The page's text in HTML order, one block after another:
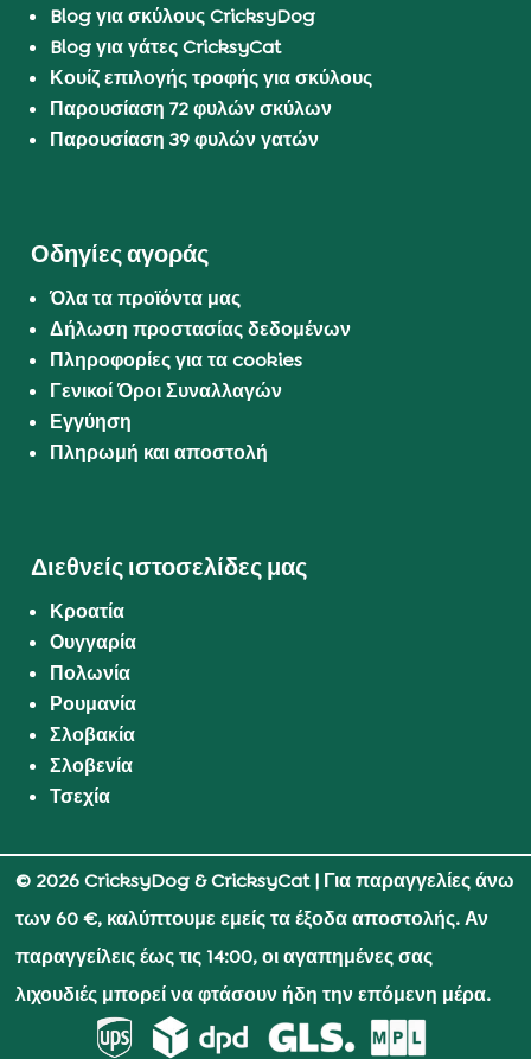
Blog για σκύλους CricksyDog
Blog για γάτες CricksyCat
Κουίζ επιλογής τροφής για σκύλους
Παρουσίαση 72 φυλών σκύλων
Παρουσίαση 39 φυλών γατών
Οδηγίες αγοράς
Όλα τα προϊόντα μας
Δήλωση προστασίας δεδομένων
Πληροφορίες για τα cookies
Γενικοί Όροι Συναλλαγών
Εγγύηση
Πληρωμή και αποστολή
Διεθνείς ιστοσελίδες μας
Κροατία
Ουγγαρία
Πολωνία
Ρουμανία
Σλοβακία
Σλοβενία
Τσεχία
© 2026 CricksyDog & CricksyCat| Για παραγγελίες άνω
των 60 €, καλύπτουμε εμείς τα έξοδα αποστολής. Αν
παραγγείλεις έως τις 14:00, οι αγαπημένες σας
λιχουδιές μπορεί να φτάσουν ήδη την επόμενη μέρα.